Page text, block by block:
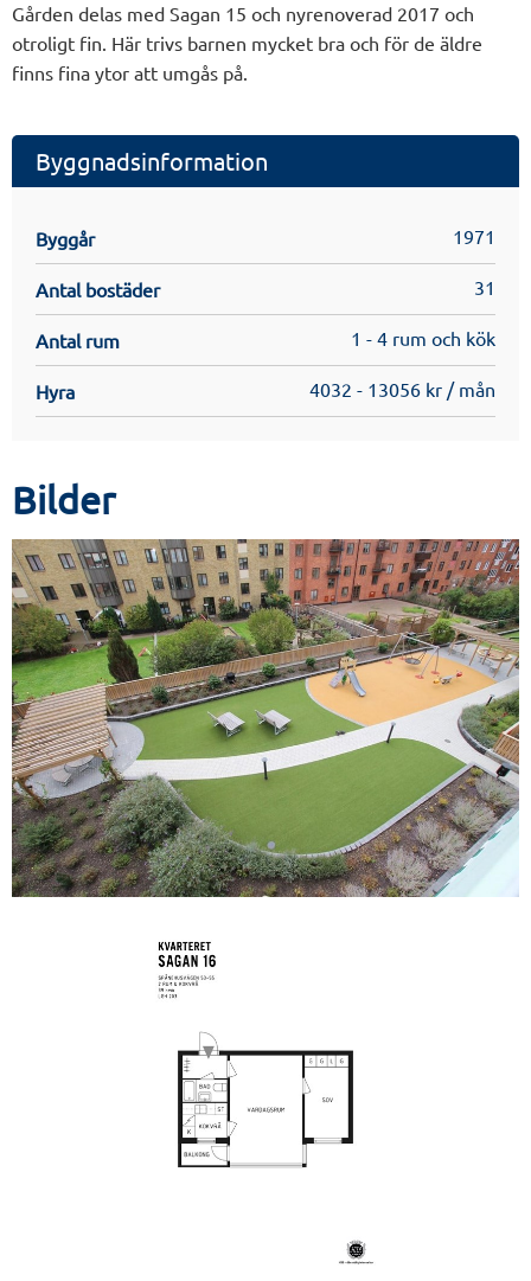
Gården delas med Sagan 15 och nyrenoverad 2017 och
otroligt fin. Här trivs barnen mycket bra och för de äldre
finns fina ytor att umgås på.
Byggnadsinformation
Byggår 1971
Antal bostäder 31
Antal rum 1 - 4 rum och kök
Hyra 4032 - 13056 kr / mån
Bilder